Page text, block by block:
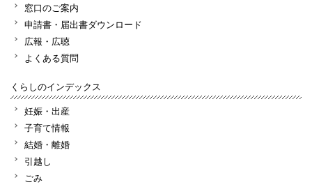
窓口のご案内
申請書・届出書ダウンロード
広報・広聴
よくある質問
くらしのインデックス
妊娠・出産
子育て情報
結婚・離婚
引越し
ごみ